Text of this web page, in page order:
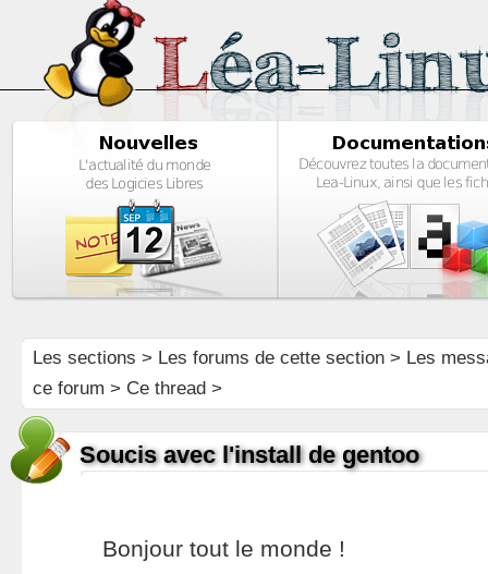
Les sections > Les forums de cette section> Les
ce forum > Ce thread >
Soucis avec l'install de gentoo
Bonjour tout le monde !